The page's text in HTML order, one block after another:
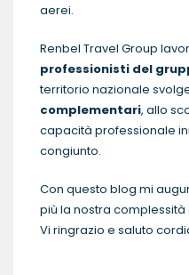
aerei.
Renbel Travel Group
professionisti del
territorio nazionale
complementari, allo
capacità professionale
congiunto.
Con questo blog mi
più la nostra complessità
Vi ringrazio e saluto